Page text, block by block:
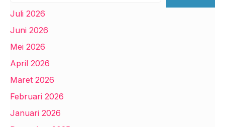
Juli 2026
Juni 2026
Mei 2026
April 2026
Maret 2026
Februari 2026
Januari 2026